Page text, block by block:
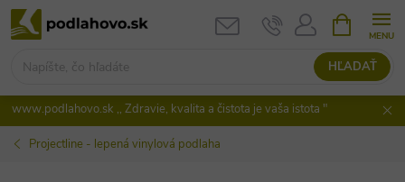
Prejsť
na
HĽADAŤ
KOŠÍK
www.podlahovo.sk ,, Zdravie, kvalita a čistota je vaša istota "
Projectline - lepená vinylová podlaha